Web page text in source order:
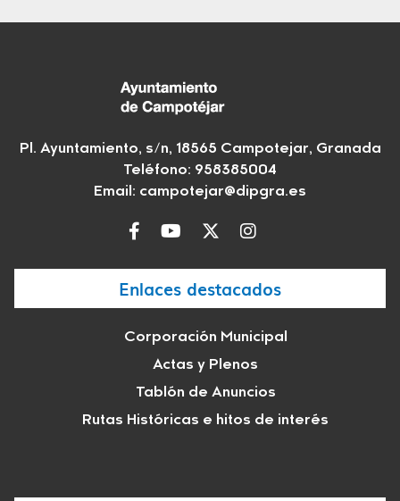
Pl. Ayuntamiento, s/n, 18565 Campotejar, Granada
Teléfono: 958385004
Email: campotejar@dipgra.es
Enlaces destacados
Corporación Municipal
Actas y Plenos
Tablón de Anuncios
Rutas Históricas e hitos de interés